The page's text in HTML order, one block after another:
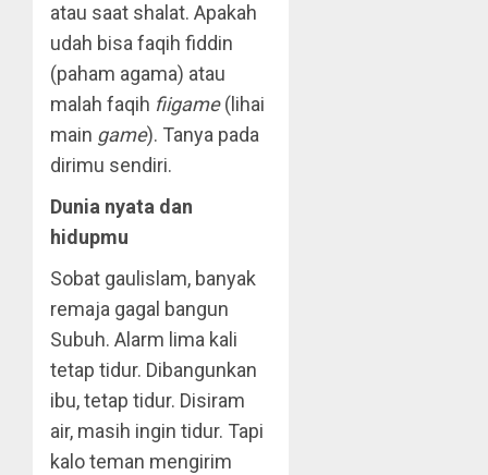
atau saat shalat. Apakah
udah bisa faqih fiddin
(paham agama) atau
malah faqih fiigame(lihai
main game). Tanya pada
dirimu sendiri.
Dunia nyata dan
hidupmu
Sobat gaulislam, banyak
remaja gagal bangun
Subuh. Alarm lima kali
tetap tidur. Dibangunkan
ibu, tetap tidur. Disiram
air, masih ingin tidur. Tapi
kalo teman mengirim